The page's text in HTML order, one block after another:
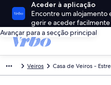
Aceder à aplicação
Encontre um alojamento
gerir e aceder facilmente
Avançar para a secção principal
Veiros Casa de Veiros -